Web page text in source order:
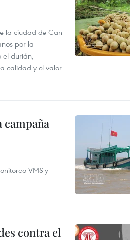
la ciudad de Can
por la
el durián,
calidad y el valor
campaña
VMS y
contra el